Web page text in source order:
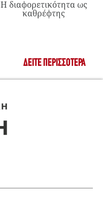
Η διαφορετικότητα ως
καθρέφτης
ΔΕΊΤΕ ΠΕΡΙΣΣΌΤΕΡΑ